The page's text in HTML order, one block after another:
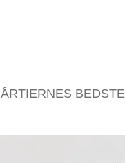
ÅRTIERNES BEDSTE